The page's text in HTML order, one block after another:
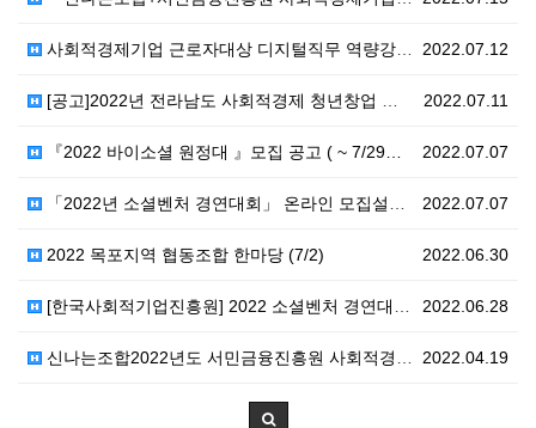
2022.07.12
사회적경제기업 근로자대상 디지털직무 역량강화교육 운영
2022.07.11
[공고]2022년 전라남도 사회적경제 청년창업 아카데미…
2022.07.07
『2022 바이소셜 원정대 』모집 공고 ( ~ 7/29…
2022.07.07
「2022년 소셜벤처 경연대회」 온라인 모집설명회 안내
2022.06.30
2022 목포지역 협동조합 한마당 (7/2)
2022.06.28
[한국사회적기업진흥원] 2022 소셜벤처 경연대회 (~…
2022.04.19
신나는조합2022년도 서민금융진흥원 사회적경제기업 융자…